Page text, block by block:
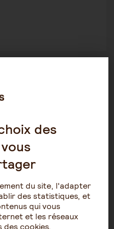
55 56 57
des
du site, l'adapter
des statistiques, et
qui vous
et les réseaux
des cookies.